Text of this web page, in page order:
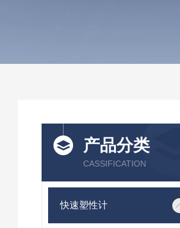
产品分类
CASSIFICATION
快速塑性计